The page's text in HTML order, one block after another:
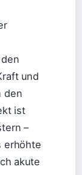
und
den
ist
–
erhöhte
akute